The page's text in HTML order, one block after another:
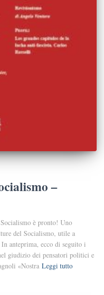
–
è pronto! Uno
del Socialismo, utile a
anteprima, ecco di seguito i
giudizio dei pensatori politici e
«Nostra Leggi tutto